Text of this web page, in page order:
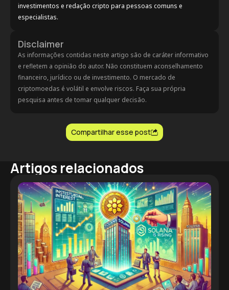
investimentos e redação cripto para pessoas comuns e
especialistas.
Disclaimer
As informações contidas neste artigo são de caráter informativo
e refletem a opinião do autor. Não constituem aconselhamento
financeiro, jurídico ou de investimento. O mercado de
criptomoedas é volátil e envolve riscos. Faça sua própria
pesquisa antes de tomar qualquer decisão.
Compartilhar esse post
Artigos relacionados